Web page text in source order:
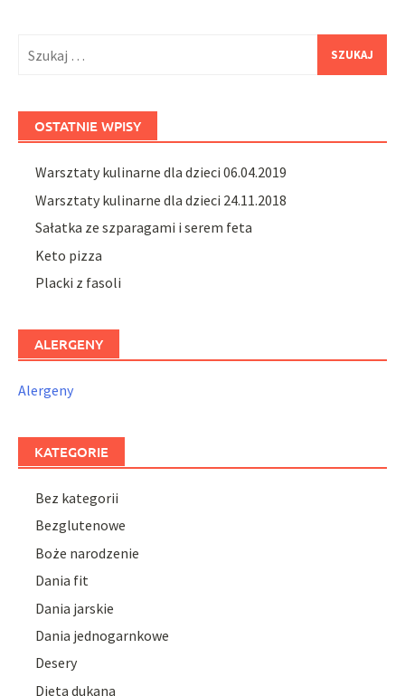
OSTATNIE WPISY
Warsztaty kulinarne dla dzieci 06.04.2019
Warsztaty kulinarne dla dzieci 24.11.2018
Sałatka ze szparagami i serem feta
Keto pizza
Placki z fasoli
ALERGENY
Alergeny
KATEGORIE
Bez kategorii
Bezglutenowe
Boże narodzenie
Dania fit
Dania jarskie
Dania jednogarnkowe
Desery
Dieta dukana